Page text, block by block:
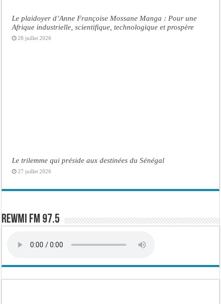
Le plaidoyer d’Anne Françoise Mossane Manga : Pour une
Afrique industrielle, scientifique, technologique et prospère
28 juillet 2026
Le trilemme qui préside aux destinées du Sénégal
27 juillet 2026
Rewmi FM 97.5